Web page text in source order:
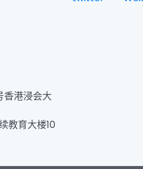
香港浸会大
教育大楼10